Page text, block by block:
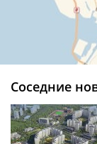
Соседние